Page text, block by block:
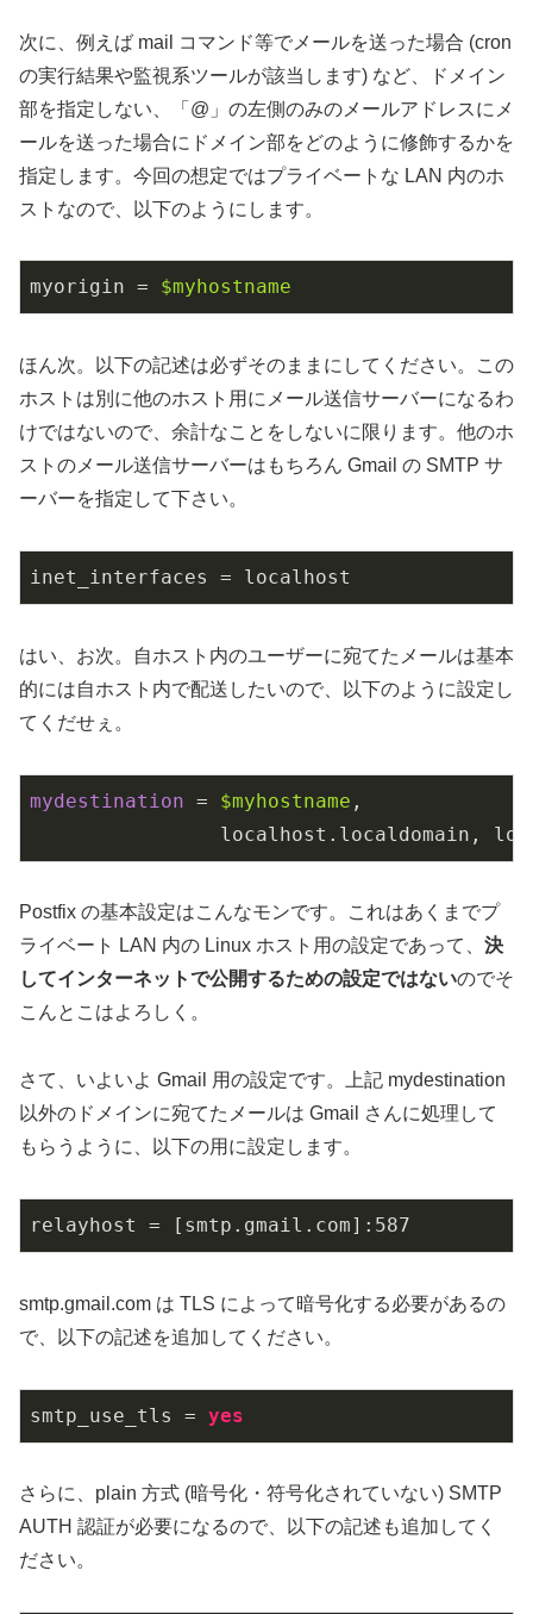
次に、例えば mail コマンド等でメールを送った場合 (cron
の実行結果や監視系ツールが該当します) など、ドメイン
部を指定しない、「@」の左側のみのメールアドレスにメ
ールを送った場合にドメイン部をどのように修飾するかを
指定します。今回の想定ではプライベートな LAN 内のホ
ストなので、以下のようにします。
myorigin = $myhostname
ほん次。以下の記述は必ずそのままにしてください。この
ホストは別に他のホスト用にメール送信サーバーになるわ
けではないので、余計なことをしないに限ります。他のホ
ストのメール送信サーバーはもちろん Gmail の SMTP サ
ーバーを指定して下さい。
inet_interfaces = localhost
はい、お次。自ホスト内のユーザーに宛てたメールは基本
的には自ホスト内で配送したいので、以下のように設定し
てくだせぇ。
mydestination = $myhostname ,
localhost.localdomain,
Postfix の基本設定はこんなモンです。これはあくまでプ
ライベート LAN 内の Linux ホスト用の設定であって、 決
してインターネットで公開するための設定ではないのでそ
こんとこはよろしく。
さて、いよいよ Gmail 用の設定です。上記 mydestination
以外のドメインに宛てたメールは Gmail さんに処理して
もらうように、以下の用に設定します。
relayhost = [smtp.gmail.com]:587
smtp.gmail.com は TLS によって暗号化する必要があるの
で、以下の記述を追加してください。
smtp_use_tls = yes
さらに、plain 方式 (暗号化・符号化されていない) SMTP
AUTH 認証が必要になるので、以下の記述も追加してく
ださい。